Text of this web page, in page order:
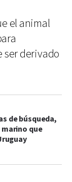
el animal
ser derivado
de búsqueda,
que